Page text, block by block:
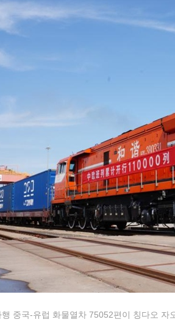
행 중국-유럽 화물열차 75052편이 칭다오